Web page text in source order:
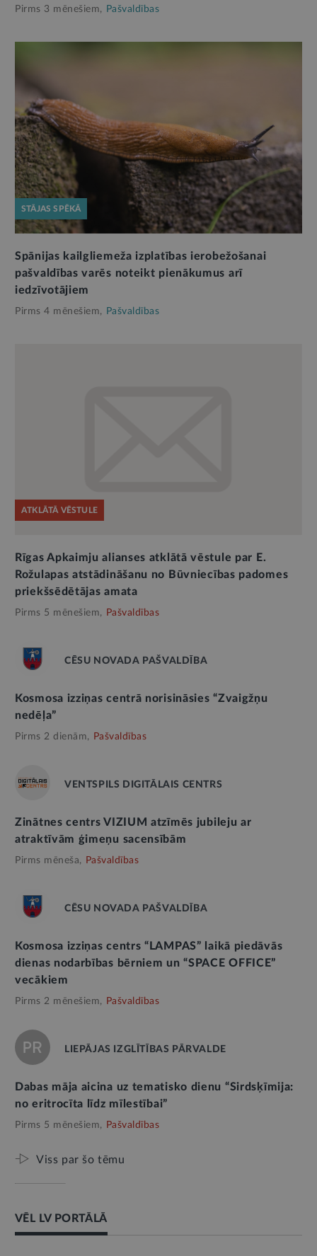
Pirms 3 mēnešiem, Pašvaldības
STĀJAS SPĒKĀ
Spānijas kailgliemeža izplatības ierobežošanai
pašvaldības varēs noteikt pienākumus arī
iedzīvotājiem
Pirms 4 mēnešiem, Pašvaldības
ATKLĀTĀ VĒSTULE
Rīgas Apkaimju alianses atklātā vēstule par E.
Rožulapas atstādināšanu no Būvniecības padomes
priekšsēdētājas amata
Pirms 5 mēnešiem, Pašvaldības
CĒSU NOVADA PAŠVALDĪBA
Kosmosa izziņas centrā norisināsies “Zvaigžņu
nedēļa”
Pirms 2 dienām, Pašvaldības
VENTSPILS DIGITĀLAIS CENTRS
Zinātnes centrs VIZIUM atzīmēs jubileju ar
atraktīvām ģimeņu sacensībām
Pirms mēneša, Pašvaldības
CĒSU NOVADA PAŠVALDĪBA
Kosmosa izziņas centrs “LAMPAS” laikā piedāvās
dienas nodarbības bērniem un “SPACE OFFICE”
vecākiem
Pirms 2 mēnešiem, Pašvaldības
LIEPĀJAS IZGLĪTĪBAS PĀRVALDE
Dabas māja aicina uz tematisko dienu “Sirdsķīmija:
no eritrocīta līdz mīlestībai”
Pirms 5 mēnešiem, Pašvaldības
Viss par šo tēmu
VĒL LV PORTĀLĀ